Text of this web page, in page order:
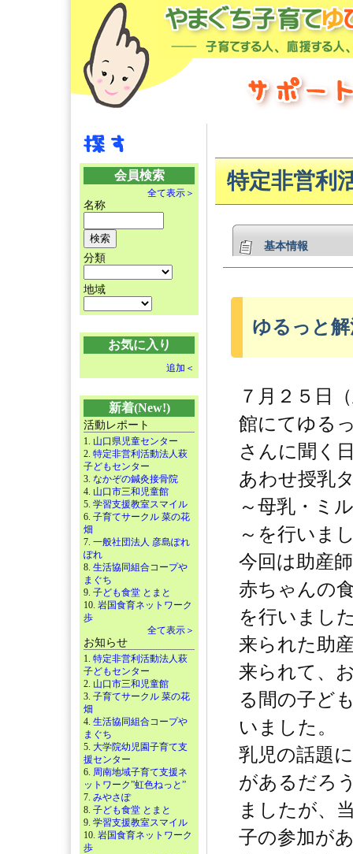
会員検索
全て表示＞
名称
分類
地域
お気に入り
追加＜
新着(New!)
活動レポート
1. 山口県児童センター
2. 特定非営利活動法人萩
子どもセンター
3. なかぞの鍼灸接骨院
4. 山口市三和児童館
5. 学習支援教室スマイル
6. 子育てサークル 菜の花
畑
7. 一般社団法人 彦島ぽれ
ぽれ
8. 生活協同組合コープや
まぐち
9. 子ども食堂 とまと
10. 岩国食育ネットワーク
歩
全て表示＞
お知らせ
1. 特定非営利活動法人萩
子どもセンター
2. 山口市三和児童館
3. 子育てサークル 菜の花
畑
4. 生活協同組合コープや
まぐち
5. 大学院幼児園子育て支
援センター
6. 周南地域子育て支援ネ
ットワーク”虹色ねっと”
7. みやさぽ
8. 子ども食堂 とまと
9. 学習支援教室スマイル
10. 岩国食育ネットワーク
歩
特定非営利
基本情報
ゆるっと
７月２５日
館にてゆる
さんに聞く
あわせ授乳
～母乳・ミ
～を行いま
今回は助産
赤ちゃんの
を行いまし
来られた助
来られて、
る間の子ど
いました。
乳児の話題
があるだろ
ましたが、
子の参加が